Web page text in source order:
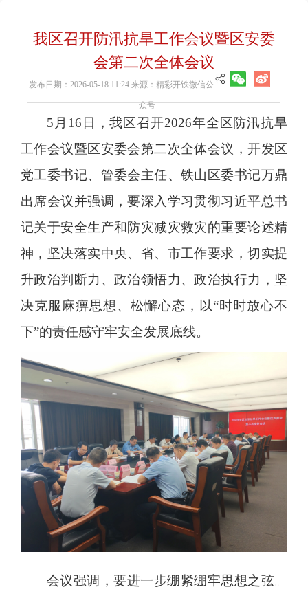
我区召开防汛抗旱工作会议暨区安委
会第二次全体会议
发布日期：2026-05-18 11:24 来源：精彩开铁微信公
众号
5月16日，我区召开2026年全区防汛抗旱
工作会议暨区安委会第二次全体会议，开发区
党工委书记、管委会主任、铁山区委书记万鼎
出席会议并强调，要深入学习贯彻习近平总书
记关于安全生产和防灾减灾救灾的重要论述精
神，坚决落实中央、省、市工作要求，切实提
升政治判断力、政治领悟力、政治执行力，坚
决克服麻痹思想、松懈心态，以“时时放心不
下”的责任感守牢安全发展底线。
会议强调，要进一步绷紧绷牢思想之弦。